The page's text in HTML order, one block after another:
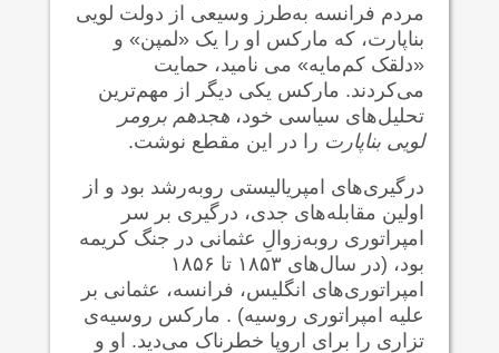
مردم فرانسه به‌طرز وسیعی از دولت لویی
بناپارت، که مارکس او را یک «لمپن» و
«دلقک کم‌مایه» می نامید، حمایت
می‌کردند. مارکس یکی دیگر از مهم‌ترین
تحلیل‌های سیاسی خود،هجدهم برومر
لویی بناپارت را در این مقطع نوشت.
درگیری‌های امپریالیستی روبه‌رشد بود و از
اولین مقابله‌های جدی، درگیری بر سر
امپراتوری روبه‌زوالِ عثمانی در جنگ کریمه
بود، (در سال‌های ۱۸۵۳ تا ۱۸۵۶
امپراتوری‌های انگلیس، فرانسه، عثمانی بر
علیه امپراتوری روسیه) . مارکس روسیه‌ی
تزاری را برای اروپا خطرناک می‌دید. او و